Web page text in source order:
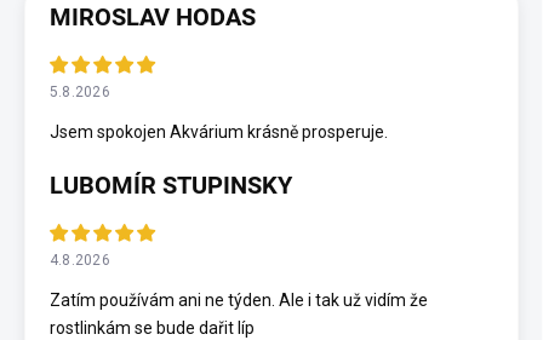
MIROSLAV HODAS
5.8.2026
Jsem spokojen Akvárium krásně prosperuje.
LUBOMÍR STUPINSKY
4.8.2026
Zatím používám ani ne týden. Ale i tak už vidím že
rostlinkám se bude dařit líp